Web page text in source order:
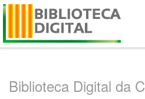
Skip
Biblioteca Digital da